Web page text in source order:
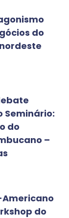
do
Seminário:
do
–
Americano
do